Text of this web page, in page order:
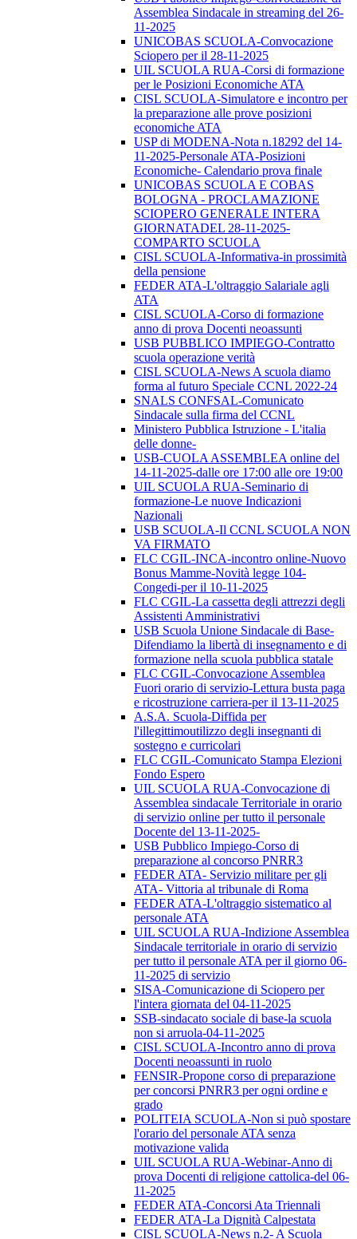
Assemblea Sindacale in streaming del 26-
11-2025
UNICOBAS SCUOLA-Convocazione
Sciopero per il 28-11-2025
UIL SCUOLA RUA-Corsi di formazione
per le Posizioni Economiche ATA
CISL SCUOLA-Simulatore e incontro per
la preparazione alle prove posizioni
economiche ATA
USP di MODENA-Nota n.18292 del 14-
11-2025-Personale ATA-Posizioni
Economiche- Calendario prova finale
UNICOBAS SCUOLA E COBAS
BOLOGNA - PROCLAMAZIONE
SCIOPERO GENERALE INTERA
GIORNATADEL 28-11-2025-
COMPARTO SCUOLA
CISL SCUOLA-Informativa-in prossimità
della pensione
FEDER ATA-L'oltraggio Salariale agli
ATA
CISL SCUOLA-Corso di formazione
anno di prova Docenti neoassunti
USB PUBBLICO IMPIEGO-Contratto
scuola operazione verità
CISL SCUOLA-News A scuola diamo
forma al futuro Speciale CCNL 2022-24
SNALS CONFSAL-Comunicato
Sindacale sulla firma del CCNL
Ministero Pubblica Istruzione - L'italia
delle donne-
USB-CUOLA ASSEMBLEA online del
14-11-2025-dalle ore 17:00 alle ore 19:00
UIL SCUOLA RUA-Seminario di
formazione-Le nuove Indicazioni
Nazionali
USB SCUOLA-Il CCNL SCUOLA NON
VA FIRMATO
FLC CGIL-INCA-incontro online-Nuovo
Bonus Mamme-Novità legge 104-
Congedi-per il 10-11-2025
FLC CGIL-La cassetta degli attrezzi degli
Assistenti Amministrativi
USB Scuola Unione Sindacale di Base-
Difendiamo la libertà di insegnamento e di
formazione nella scuola pubblica statale
FLC CGIL-Convocazione Assemblea
Fuori orario di servizio-Lettura busta paga
e ricostruzione carriera-per il 13-11-2025
A.S.A. Scuola-Diffida per
l'illegittimoutilizzo degli insegnanti di
sostegno e curricolari
FLC CGIL-Comunicato Stampa Elezioni
Fondo Espero
UIL SCUOLA RUA-Convocazione di
Assemblea sindacale Territoriale in orario
di servizio online per tutto il personale
Docente del 13-11-2025-
USB Pubblico Impiego-Corso di
preparazione al concorso PNRR3
FEDER ATA- Servizio militare per gli
ATA- Vittoria al tribunale di Roma
FEDER ATA-L'oltraggio sistematico al
personale ATA
UIL SCUOLA RUA-Indizione Assemblea
Sindacale territoriale in orario di servizio
per tutto il personale ATA per il giorno 06-
11-2025 di servizio
SISA-Comunicazione di Sciopero per
l'intera giornata del 04-11-2025
SSB-sindacato sociale di base-la scuola
non si arruola-04-11-2025
CISL SCUOLA-Incontro anno di prova
Docenti neoassunti in ruolo
FENSIR-Propone corso di preparazione
per concorsi PNRR3 per ogni ordine e
grado
POLITEIA SCUOLA-Non si può spostare
l'orario del personale ATA senza
motivazione valida
UIL SCUOLA RUA-Webinar-Anno di
prova Docenti di religione cattolica-del 06-
11-2025
FEDER ATA-Concorsi Ata Triennali
FEDER ATA-La Dignità Calpestata
CISL SCUOLA-News n.2- A Scuola